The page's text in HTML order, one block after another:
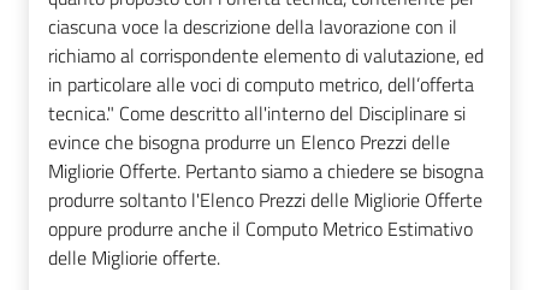
ciascuna voce la descrizione della lavorazione con il
richiamo al corrispondente elemento di valutazione, ed
in particolare alle voci di computo metrico, dell’offerta
tecnica." Come descritto all'interno del Disciplinare si
evince che bisogna produrre un Elenco Prezzi delle
Migliorie Offerte. Pertanto siamo a chiedere se bisogna
produrre soltanto l'Elenco Prezzi delle Migliorie Offerte
oppure produrre anche il Computo Metrico Estimativo
delle Migliorie offerte.